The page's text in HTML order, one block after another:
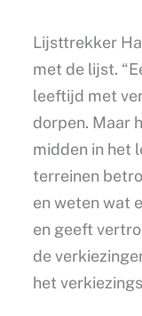
Lijsttrekker
met de lijst.
leeftijd met
dorpen. Maar
midden in het
terreinen
en weten wat
en geeft
de
het